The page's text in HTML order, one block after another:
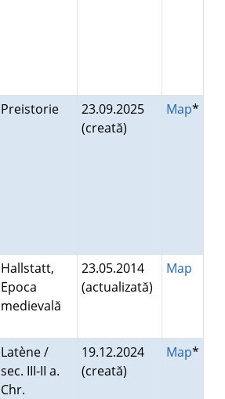
Preistorie
23.09.2025
(creată)
Map*
Hallstatt,
Epoca
medievală
23.05.2014
(actualizată)
Map
Latène /
sec. III-II a.
Chr.
19.12.2024
(creată)
Map*